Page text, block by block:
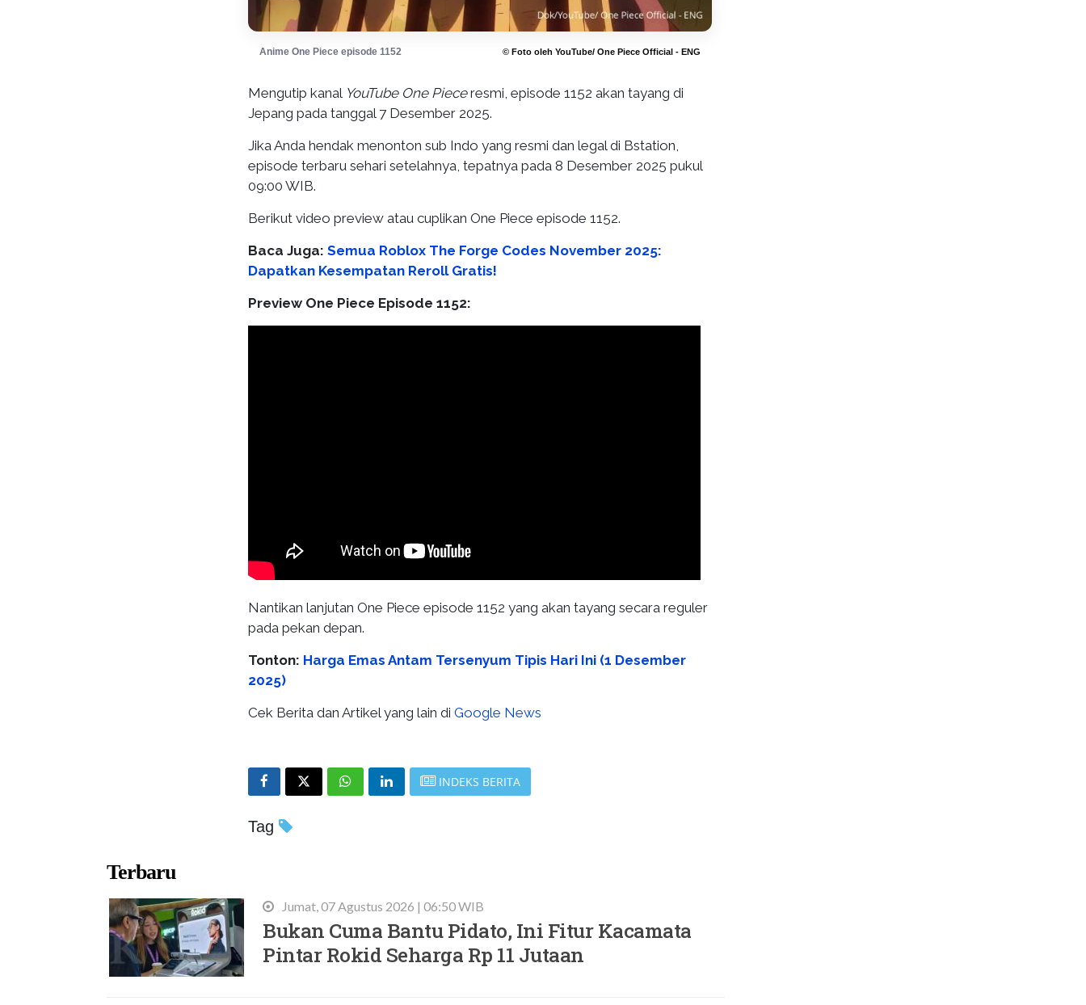
Anime One Piece episode 1152 © Foto oleh YouTube/ One Piece Official - ENG
Mengutip kanal YouTube One Pieceresmi, episode 1152 akan tayang di
Jepang pada tanggal 7 Desember 2025.
Jika Anda hendak menonton sub Indo yang resmi dan legal di Bstation,
episode terbaru sehari setelahnya, tepatnya pada 8 Desember 2025 pukul
09:00 WIB.
Berikut video preview atau cuplikan One Piece episode 1152.
Baca Juga: Semua Roblox The Forge Codes November 2025:
Dapatkan Kesempatan Reroll Gratis!
Preview One Piece Episode 1152:
Nantikan lanjutan One Piece episode 1152 yang akan tayang secara reguler
pada pekan depan.
Tonton: Harga Emas Antam Tersenyum Tipis Hari Ini (1 Desember
2025)
Cek Berita dan Artikel yang lain di Google News
INDEKS BERITA
Tag
Terbaru
Jumat, 07 Agustus 2026 | 06:50 WIB
Bukan Cuma Bantu Pidato, Ini Fitur Kacamata
Pintar Rokid Seharga Rp 11 Jutaan